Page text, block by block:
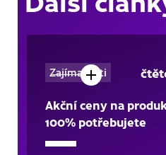
Zajímavosti
Akční ceny na
100% potřebujete